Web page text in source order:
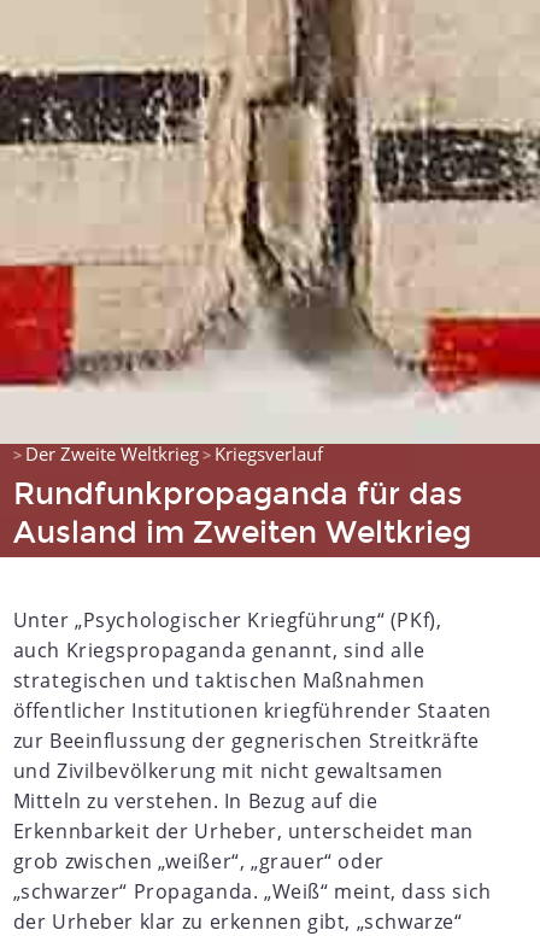
> Der Zweite Weltkrieg> Kriegsverlauf
Rundfunkpropaganda für das
Ausland im Zweiten Weltkrieg
Unter „Psychologischer Kriegführung“ (PKf),
auch Kriegspropaganda genannt, sind alle
strategischen und taktischen Maßnahmen
öffentlicher Institutionen kriegführender Staaten
zur Beeinflussung der gegnerischen Streitkräfte
und Zivilbevölkerung mit nicht gewaltsamen
Mitteln zu verstehen. In Bezug auf die
Erkennbarkeit der Urheber, unterscheidet man
grob zwischen „weißer“, „grauer“ oder
„schwarzer“ Propaganda. „Weiß“ meint, dass sich
der Urheber klar zu erkennen gibt, „schwarze“